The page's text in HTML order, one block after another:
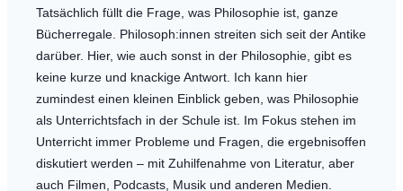
Tatsächlich füllt die Frage, was Philosophie ist, ganze
Bücherregale. Philosoph:innen streiten sich seit der Antike
darüber. Hier, wie auch sonst in der Philosophie, gibt es
keine kurze und knackige Antwort. Ich kann hier
zumindest einen kleinen Einblick geben, was Philosophie
als Unterrichtsfach in der Schule ist. Im Fokus stehen im
Unterricht immer Probleme und Fragen, die ergebnisoffen
diskutiert werden – mit Zuhilfenahme von Literatur, aber
auch Filmen, Podcasts, Musik und anderen Medien.